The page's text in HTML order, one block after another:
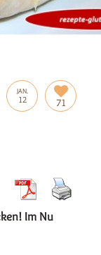
JAN.
12 71
Im Nu